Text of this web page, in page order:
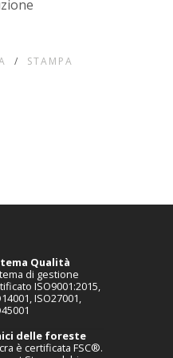
/ STAMPA
Qualità
di gestione
ISO9001:2015,
ISO27001,
delle foreste
è certificata FSC®.